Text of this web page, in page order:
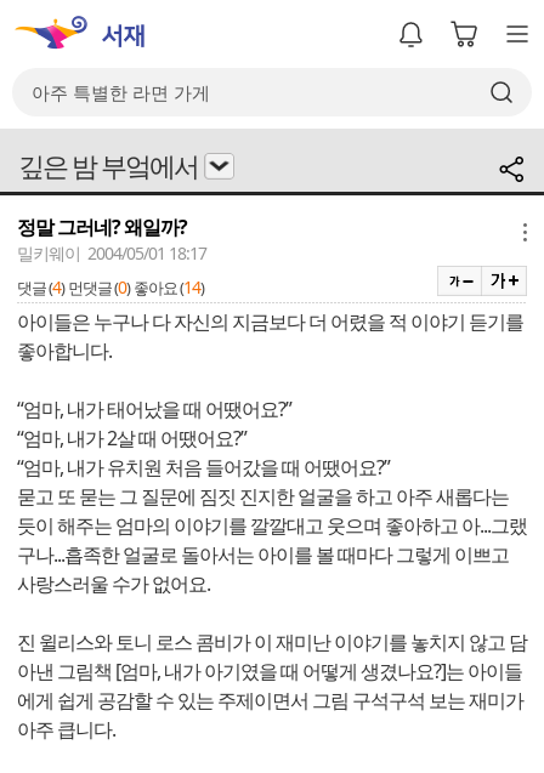
깊은 밤 부엌에서
정말 그러네? 왜일까?
밀키웨이 2004/05/01 18:17
댓글 (4) 먼댓글 (0) 좋아요 (14)
아이들은 누구나 다 자신의 지금보다 더 어렸을 적 이야기 듣기를
좋아합니다.
“엄마, 내가 태어났을 때 어땠어요?”
“엄마, 내가 2살 때 어땠어요?”
“엄마, 내가 유치원 처음 들어갔을 때 어땠어요?”
묻고 또 묻는 그 질문에 짐짓 진지한 얼굴을 하고 아주 새롭다는
듯이 해주는 엄마의 이야기를 깔깔대고 웃으며 좋아하고 아...그랬
구나...흡족한 얼굴로 돌아서는 아이를 볼 때마다 그렇게 이쁘고
사랑스러울 수가 없어요.
진 윌리스와 토니 로스 콤비가 이 재미난 이야기를 놓치지 않고 담
아낸 그림책 [엄마, 내가 아기였을 때 어떻게 생겼나요?]는 아이들
에게 쉽게 공감할 수 있는 주제이면서 그림 구석구석 보는 재미가
아주 큽니다.